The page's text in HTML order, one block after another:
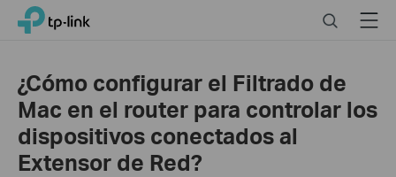
Click
navigation
TP-Link, Reliably Smart SearchMenu
¿Cómo configurar el Filtrado de
Mac en el router para controlar los
dispositivos conectados al
Extensor de Red?